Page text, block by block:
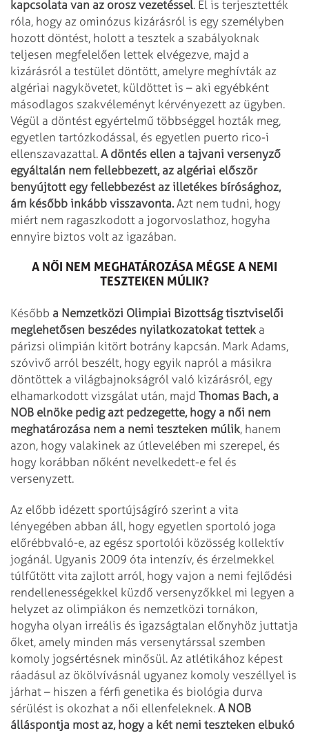
kapcsolata van az orosz vezetéssel. El is terjesztették
róla, hogy az ominózus kizárásról is egy személyben
hozott döntést, holott a tesztek a szabályoknak
teljesen megfelelően lettek elvégezve, majd a
kizárásról a testület döntött, amelyre meghívták az
algériai nagykövetet, küldöttet is – aki egyébként
másodlagos szakvéleményt kérvényezett az ügyben.
Végül a döntést egyértelmű többséggel hozták meg,
egyetlen tartózkodással, és egyetlen puerto rico-i
ellenszavazattal. A döntés ellen a tajvani versenyző
egyáltalán nem fellebbezett, az algériai először
benyújtott egy fellebbezést az illetékes bírósághoz,
ám később inkább visszavonta.Azt nem tudni, hogy
miért nem ragaszkodott a jogorvoslathoz, hogyha
ennyire biztos volt az igazában.
A NŐI NEM MEGHATÁROZÁSA MÉGSE A NEMI
TESZTEKEN MÚLIK?
Később a Nemzetközi Olimpiai Bizottság tisztviselői
meglehetősen beszédes nyilatkozatokat tettek a
párizsi olimpián kitört botrány kapcsán. Mark Adams,
szóvivő arról beszélt, hogy egyik napról a másikra
döntöttek a világbajnokságról való kizárásról, egy
elhamarkodott vizsgálat után, majd Thomas Bach, a
NOB elnöke pedig azt pedzegette, hogy a női nem
meghatározása nem a nemi teszteken múlik, hanem
azon, hogy valakinek az útlevelében mi szerepel, és
hogy korábban nőként nevelkedett-e fel és
versenyzett.
Az előbb idézett sportújságíró szerint a vita
lényegében abban áll, hogy egyetlen sportoló joga
előrébbvaló-e, az egész sportolói közösség kollektív
jogánál. Ugyanis 2009 óta intenzív, és érzelmekkel
túlfűtött vita zajlott arról, hogy vajon a nemi fejlődési
rendellenességekkel küzdő versenyzőkkel mi legyen a
helyzet az olimpiákon és nemzetközi tornákon,
hogyha olyan irreális és igazságtalan előnyhöz juttatja
őket, amely minden más versenytárssal szemben
komoly jogsértésnek minősül. Az atlétikához képest
ráadásul az ökölvívásnál ugyanez komoly veszéllyel is
járhat – hiszen a férfi genetika és biológia durva
sérülést is okozhat a női ellenfeleknek. A NOB
álláspontja most az, hogy a két nemi teszteken elbukó